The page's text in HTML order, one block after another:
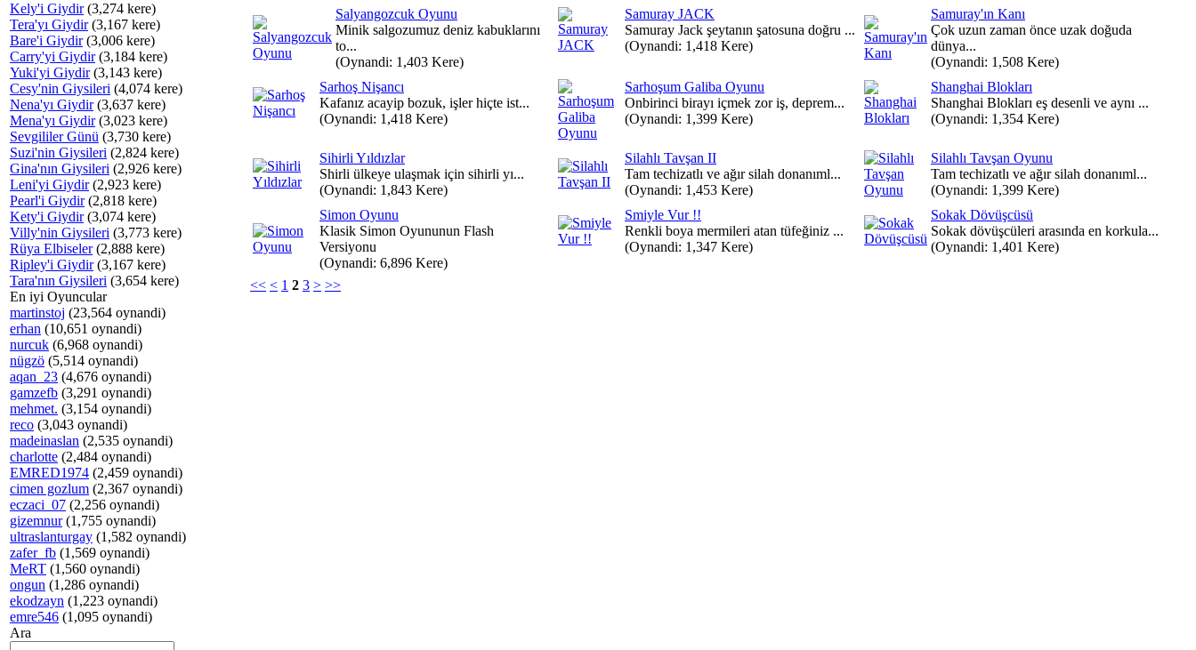
Kely'i Giydir(3,274 kere)
Tera'yı Giydir(3,167 kere)
Bare'i Giydir(3,006 kere)
Carry'yi Giydir(3,184 kere)
Yuki'yi Giydir(3,143 kere)
Cesy'nin Giysileri (4,074 kere)
Nena'yı Giydir(3,637 kere)
Mena'yı Giydir(3,023 kere)
Sevgililer Günü (3,730 kere)
Suzi'nin Giysileri (2,824 kere)
Gina'nın Giysileri (2,926 kere)
Leni'yi Giydir(2,923 kere)
Pearl'i Giydir(2,818 kere)
Kety'i Giydir(3,074 kere)
Villy'nin Giysileri (3,773 kere)
Rüya Elbiseler(2,888 kere)
Ripley'i Giydir(3,167 kere)
Tara'nın Giysileri (3,654 kere)
En iyi Oyuncular
martinstoj (23,564 oynandi)
erhan (10,651 oynandi)
nurcuk (6,968 oynandi)
nügzö (5,514 oynandi)
aqan_23 (4,676 oynandi)
gamzefb (3,291 oynandi)
mehmet. (3,154 oynandi)
reco (3,043 oynandi)
madeinaslan (2,535 oynandi)
charlotte (2,484 oynandi)
EMRED1974 (2,459 oynandi)
cimen gozlum (2,367 oynandi)
eczaci_07 (2,256 oynandi)
gizemnur(1,755 oynandi)
ultraslanturgay (1,582 oynandi)
zafer_fb (1,569 oynandi)
MeRT (1,560 oynandi)
ongun (1,286 oynandi)
ekodzayn (1,223 oynandi)
emre546 (1,095 oynandi)
Ara
Salyangozcuk Oyunu
Minik salgozumuz deniz kabuklarını
to...
(Oynandi: 1,403 Kere)
Samuray JACK
Samuray Jack şeytanın şatosuna doğru ...
(Oynandi: 1,418 Kere)
Samuray'ın Kanı
Çok uzun zaman önce uzak doğuda
dünya...
(Oynandi: 1,508 Kere)
Sarhoş Nişancı
Kafanız acayip bozuk, işler hiçte ist...
(Oynandi: 1,418 Kere)
Sarhoşum Galiba Oyunu
Onbirinci birayı içmek zor iş, deprem...
(Oynandi: 1,399 Kere)
Shanghai Blokları
Shanghai Blokları eş desenli ve aynı ...
(Oynandi: 1,354 Kere)
Sihirli Yıldızlar
Shirli ülkeye ulaşmak için sihirli yı...
(Oynandi: 1,843 Kere)
Silahlı Tavşan II
Tam techizatlı ve ağır silah donanıml...
(Oynandi: 1,453 Kere)
Silahlı Tavşan Oyunu
Tam techizatlı ve ağır silah donanıml...
(Oynandi: 1,399 Kere)
Simon Oyunu
Klasik Simon Oyununun Flash
Versiyonu
(Oynandi: 6,896 Kere)
Smiyle Vur !!
Renkli boya mermileri atan tüfeğiniz ...
(Oynandi: 1,347 Kere)
Sokak Dövüşcüsü
Sokak dövüşcüleri arasında en korkula...
(Oynandi: 1,401 Kere)
<< < 1 2 3 > >>